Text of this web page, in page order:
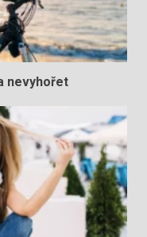
nevyhořet